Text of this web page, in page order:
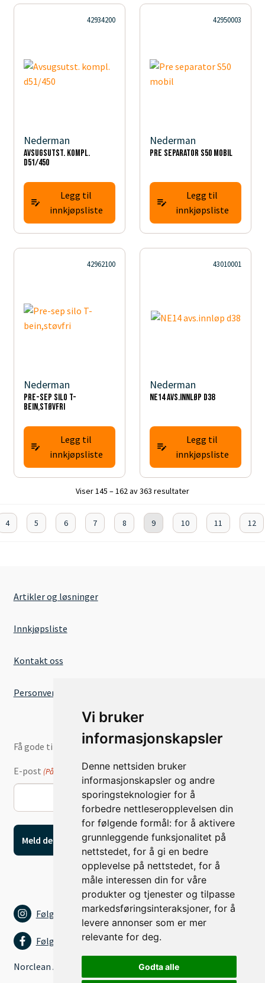
Vi bruker
informasjonskapsler
Denne nettsiden bruker
informasjonskapsler og andre
sporingsteknologier for å
forbedre nettleseropplevelsen din
for følgende formål: for å aktivere
grunnleggende funksjonalitet på
nettstedet, for å gi en bedre
opplevelse på nettstedet, for å
måle interessen din for våre
produkter og tjenester og tilpasse
markedsføringsinteraksjoner, for å
levere annonser som er mer
relevante for deg.
Godta alle
42934200
Nederman
Avsugsutst. kompl.
d51/450
Legg til
innkjøpsliste
42950003
Nederman
Pre separator S50 mobil
Legg til
innkjøpsliste
42962100
Nederman
Pre-sep silo T-
bein,støvfri
Legg til
innkjøpsliste
43010001
Nederman
NE14 avs.innløp d38
Legg til
innkjøpsliste
Viser 145 – 162 av 363 resultater
4 5 6 7 8 9 10 11 12
Artikler og løsninger
Innkjøpsliste
Kontakt oss
Personvernserklæring
Få gode tilbud og nyheter på e-post
E-post (Påkrevd)
Følg oss på Instagram
Følg oss på Facebook
Norclean AS